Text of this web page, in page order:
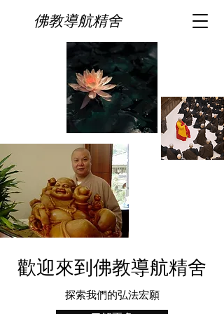
佛教導航精舍
歡迎來到佛教導航精舍
探索我們的弘法宏願